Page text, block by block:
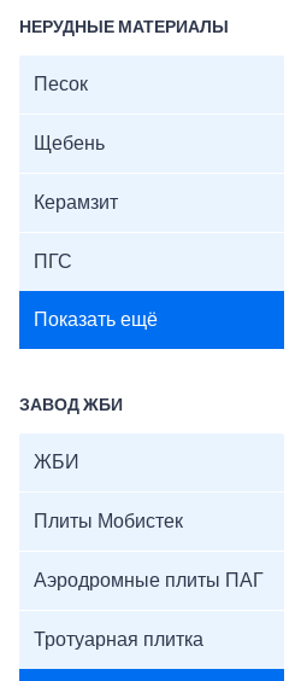
НЕРУДНЫЕ МАТЕРИАЛЫ
Песок
Щебень
Керамзит
ПГС
Показать ещё
ЗАВОД ЖБИ
ЖБИ
Плиты Мобистек
Аэродромные плиты ПАГ
Тротуарная плитка